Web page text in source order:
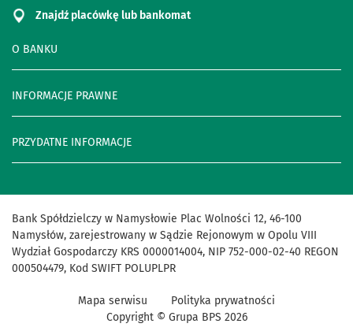
O BANKU
INFORMACJE PRAWNE
PRZYDATNE INFORMACJE
Znajdź placówkę lub bankomat
Bank Spółdzielczy w Namysłowie Plac Wolności 12, 46-100
Namysłów, zarejestrowany w Sądzie Rejonowym w Opolu VIII
Wydział Gospodarczy KRS 0000014004, NIP 752-000-02-40 REGON
000504479, Kod SWIFT POLUPLPR
Mapa serwisu
Polityka prywatności
Copyright © Grupa BPS 2026